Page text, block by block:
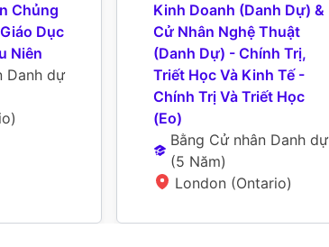
Chủng
Dục
Niên
Danh dự
Kinh Doanh (Danh Dự) &
Cử Nhân Nghệ Thuật
(Danh Dự) - Chính Trị,
Triết Học Và Kinh Tế -
Chính Trị Và Triết Học
(Eo)
Bằng Cử nhân Danh dự
(5 Năm)
London (Ontario)